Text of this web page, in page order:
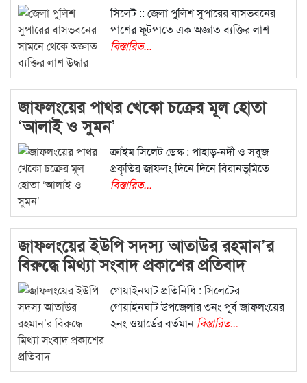
সিলেট :: জেলা পুলিশ সুপারের বাসভবনের
পাশের ফুটপাতে এক অজ্ঞাত ব্যক্তির লাশ
বিস্তারিত...
জাফলংয়ের পাথর খেকো চক্রের মূল হোতা
‘আলাই ও সুমন’
ক্রাইম সিলেট ডেস্ক : পাহাড়-নদী ও সবুজ
প্রকৃতির জাফলং দিনে দিনে বিরানভূমিতে
বিস্তারিত...
জাফলংয়ের ইউপি সদস্য আতাউর রহমান’র
বিরুদ্ধে মিথ্যা সংবাদ প্রকাশের প্রতিবাদ
গোয়াইনঘাট প্রতিনিধি : সিলেটের
গোয়াইনঘাট উপজেলার ৩নং পূর্ব জাফলংয়ের
২নং ওয়ার্ডের বর্তমান বিস্তারিত...